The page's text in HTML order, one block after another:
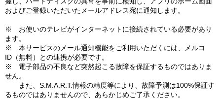
およびご登録いただいたメールアドレス宛に通知します。
※ お使いのテレビがインターネットに接続されている必要があり
ます。
※ 本サービスのメール通知機能をご利用いただくには、メルコ
ID（無料）との連携が必要です。
※ 電子部品の不良など突然起こる故障を保証するものではありま
せん。
また、S.M.A.R.T.情報の精度等により、故障予測は100%保証す
るものではありませんので、あらかじめご了承ください。